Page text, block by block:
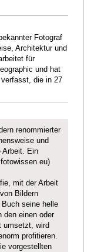
Fotograf
Architektur und
für
und hat
die in 27
renommierter
und
Arbeit. Ein
mit der Arbeit
Bildern
seine helle
den einen oder
umsetzt, wird
profitieren.
vorgestellten